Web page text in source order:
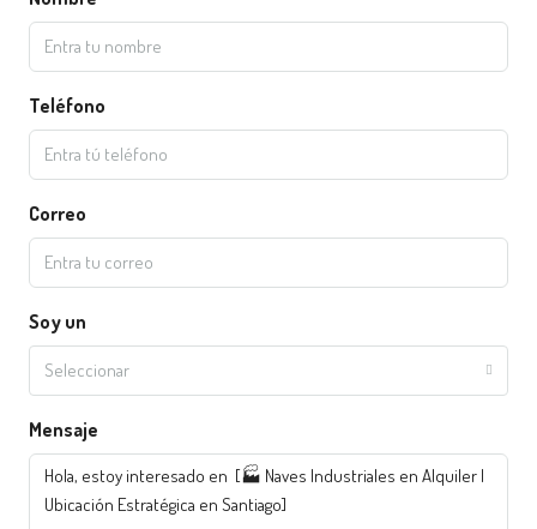
Teléfono
Correo
Soy un
Seleccionar
Mensaje